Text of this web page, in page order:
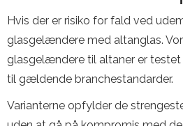
Hvis der er risiko for fald ved
glasgelændere med altanglas.
glasgelændere til altaner er
til gældende branchestandarder.
Varianterne opfylder de